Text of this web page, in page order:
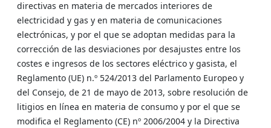
directivas en materia de mercados interiores de
electricidad y gas y en materia de comunicaciones
electrónicas, y por el que se adoptan medidas para la
corrección de las desviaciones por desajustes entre los
costes e ingresos de los sectores eléctrico y gasista, el
Reglamento (UE) n.º 524/2013 del Parlamento Europeo y
del Consejo, de 21 de mayo de 2013, sobre resolución de
litigios en línea en materia de consumo y por el que se
modifica el Reglamento (CE) nº 2006/2004 y la Directiva